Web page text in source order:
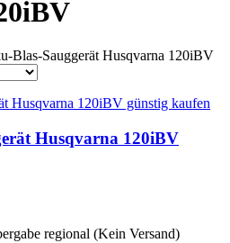
Blas-Sauggerät Husqvarna 120iBV
Husqvarna 120iBV
regional (Kein Versand)